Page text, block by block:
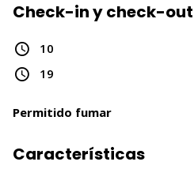
Check-in y check-out
10
19
Permitido fumar
Características